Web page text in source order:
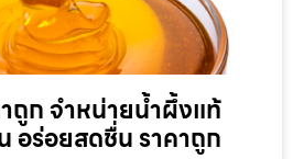
ถูก จำหน่ายน้ำผึ้งแท้
อร่อยสดชื่น ราคาถูก